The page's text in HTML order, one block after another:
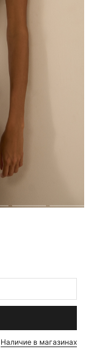
Наличие в магазинах